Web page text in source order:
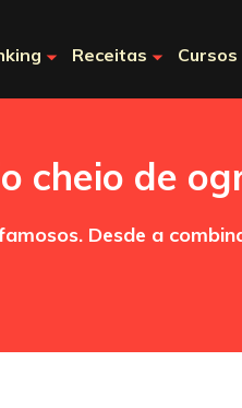
Receitas Cursos
cheio de
Desde a